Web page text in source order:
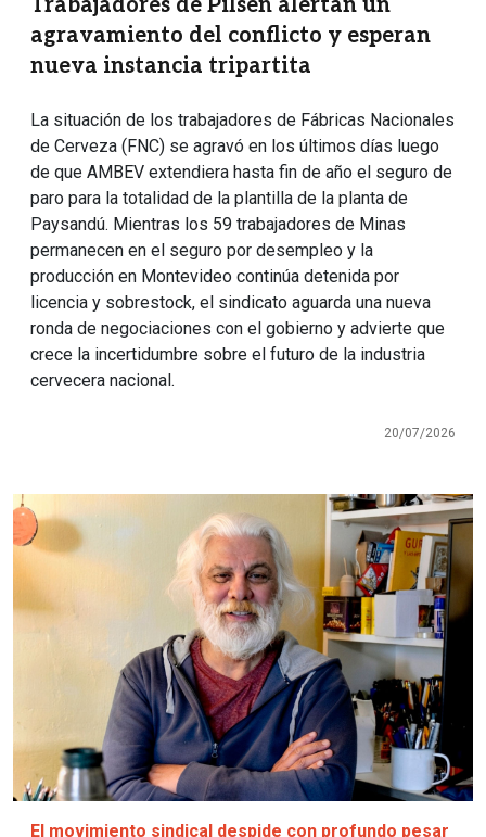
agravamiento del conflicto y esperan
nueva instancia tripartita
La situación de los trabajadores de Fábricas Nacionales
de Cerveza (FNC) se agravó en los últimos días luego
de que AMBEV extendiera hasta fin de año el seguro de
paro para la totalidad de la plantilla de la planta de
Paysandú. Mientras los 59 trabajadores de Minas
permanecen en el seguro por desempleo y la
producción en Montevideo continúa detenida por
licencia y sobrestock, el sindicato aguarda una nueva
ronda de negociaciones con el gobierno y advierte que
crece la incertidumbre sobre el futuro de la industria
cervecera nacional.
20/07/2026
Imagen
El movimiento sindical despide con profundo pesar